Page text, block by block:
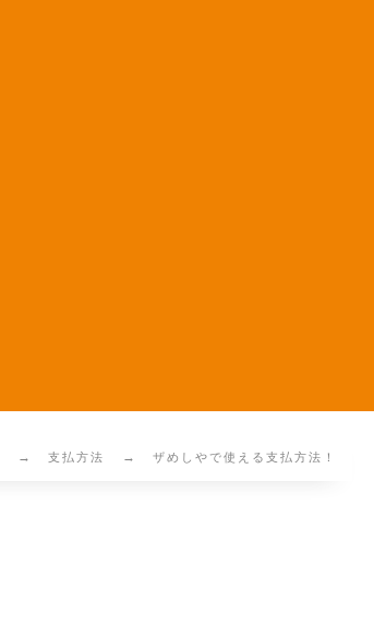
支払方法 ザめしやで使える支払方法！